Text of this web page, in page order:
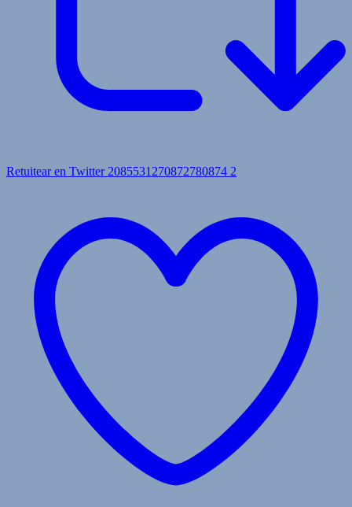
Retuitear en Twitter 2085531270872780874 2